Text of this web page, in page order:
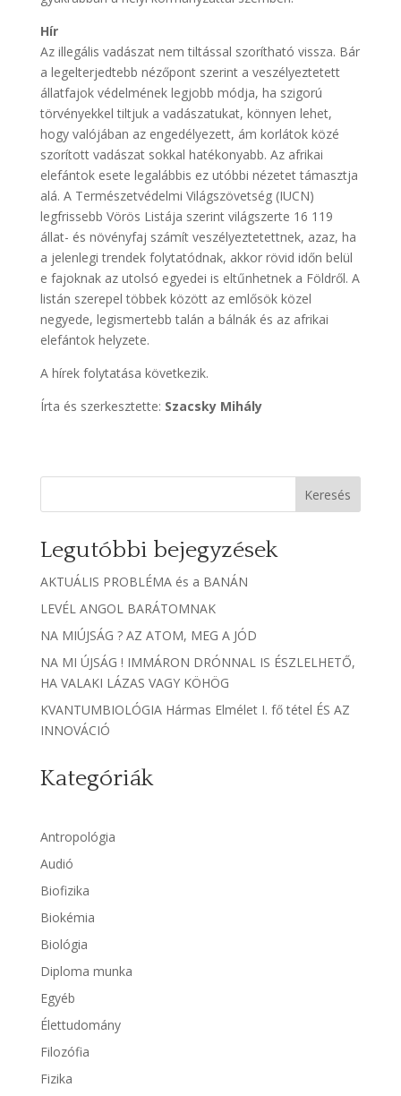
Hír
Az illegális vadászat nem tiltással szorítható vissza. Bár
a legelterjedtebb nézőpont szerint a veszélyeztetett
állatfajok védelmének legjobb módja, ha szigorú
törvényekkel tiltjuk a vadászatukat, könnyen lehet,
hogy valójában az engedélyezett, ám korlátok közé
szorított vadászat sokkal hatékonyabb. Az afrikai
elefántok esete legalábbis ez utóbbi nézetet támasztja
alá. A Természetvédelmi Világszövetség (IUCN)
legfrissebb Vörös Listája szerint világszerte 16 119
állat- és növényfaj számít veszélyeztetettnek, azaz, ha
a jelenlegi trendek folytatódnak, akkor rövid időn belül
e fajoknak az utolsó egyedei is eltűnhetnek a Földről. A
listán szerepel többek között az emlősök közel
negyede, legismertebb talán a bálnák és az afrikai
elefántok helyzete.
A hírek folytatása következik.
Írta és szerkesztette: Szacsky Mihály
Keresés
Legutóbbi bejegyzések
AKTUÁLIS PROBLÉMA és a BANÁN
LEVÉL ANGOL BARÁTOMNAK
NA MIÚJSÁG ? AZ ATOM, MEG A JÓD
NA MI ÚJSÁG ! IMMÁRON DRÓNNAL IS ÉSZLELHETŐ,
HA VALAKI LÁZAS VAGY KÖHÖG
KVANTUMBIOLÓGIA Hármas Elmélet I. fő tétel ÉS AZ
INNOVÁCIÓ
Kategóriák
Antropológia
Audió
Biofizika
Biokémia
Biológia
Diploma munka
Egyéb
Élettudomány
Filozófia
Fizika